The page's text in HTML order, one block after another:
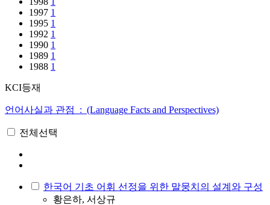
1997 1
1995 1
1992 1
1990 1
1989 1
1988 1
KCI등재
언어사실과 관점 : (Language Facts and Perspectives)
전체선택
한국어 기초 어휘 선정을 위한 말뭉치의 설계와 구성
황은하, 서상규